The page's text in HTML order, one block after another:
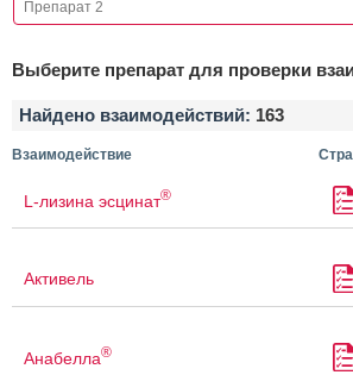
Выберите препарат для проверки
Найдено взаимодействий: 163
Взаимодействие
L-лизина эсцинат®
Активель
Анабелла®